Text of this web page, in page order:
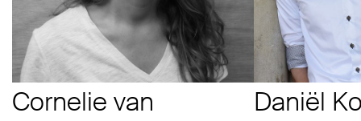
Cornelie van
Daniël